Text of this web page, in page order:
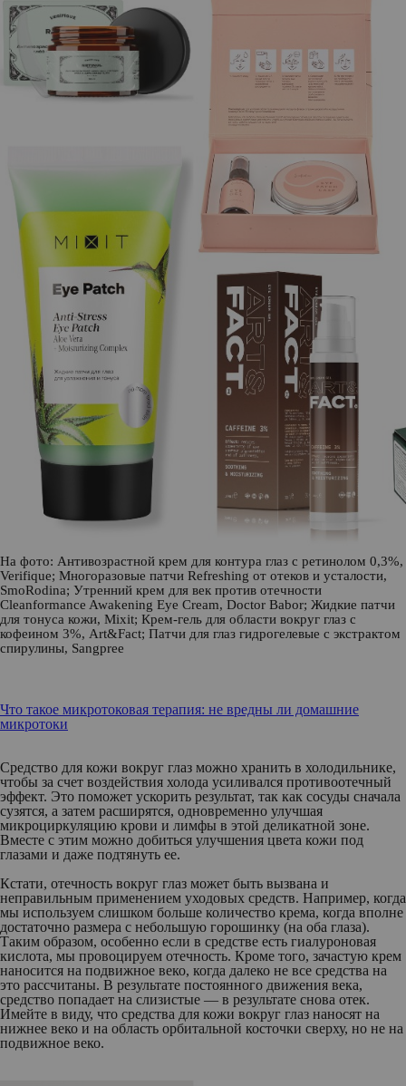
На фото: Антивозрастной крем для контура глаз с ретинолом 0,3%,
Verifique; Многоразовые патчи Refreshing от отеков и усталости,
SmoRodina; Утренний крем для век против отечности
Cleanformance Awakening Eye Cream, Doctor Babor; Жидкие патчи
для тонуса кожи, Mixit; Крем-гель для области вокруг глаз с
кофеином 3%, Art&Fact; Патчи для глаз гидрогелевые с экстрактом
спирулины, Sangpree
Что такое микротоковая терапия: не вредны ли домашние
микротоки
Средство для кожи вокруг глаз можно хранить в холодильнике,
чтобы за счет воздействия холода усиливался противоотечный
эффект. Это поможет ускорить результат, так как сосуды сначала
сузятся, а затем расширятся, одновременно улучшая
микроциркуляцию крови и лимфы в этой деликатной зоне.
Вместе с этим можно добиться улучшения цвета кожи под
глазами и даже подтянуть ее.
Кстати, отечность вокруг глаз может быть вызвана и
неправильным применением уходовых средств. Например, когда
мы используем слишком больше количество крема, когда вполне
достаточно размера с небольшую горошинку (на оба глаза).
Таким образом, особенно если в средстве есть гиалуроновая
кислота, мы провоцируем отечность. Кроме того, зачастую крем
наносится на подвижное веко, когда далеко не все средства на
это рассчитаны. В результате постоянного движения века,
средство попадает на слизистые — в результате снова отек.
Имейте в виду, что средства для кожи вокруг глаз наносят на
нижнее веко и на область орбитальной косточки сверху, но не на
подвижное веко.